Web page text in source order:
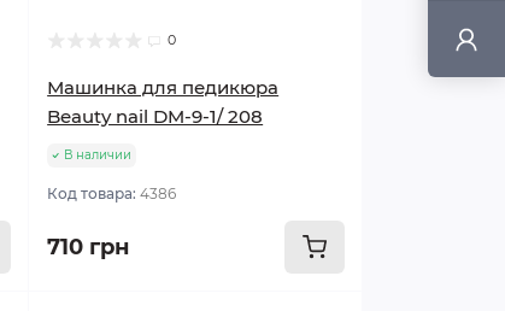
0
Машинка для педикюра
Beauty nail DM-9-1/ 208
В наличии
Код товара:4386
710 грн